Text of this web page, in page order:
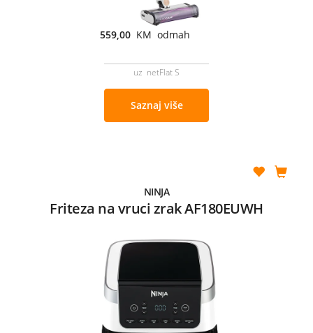
559,00 KM odmah
uz netFlat S
Saznaj više
NINJA
Friteza na vruci zrak AF180EUWH